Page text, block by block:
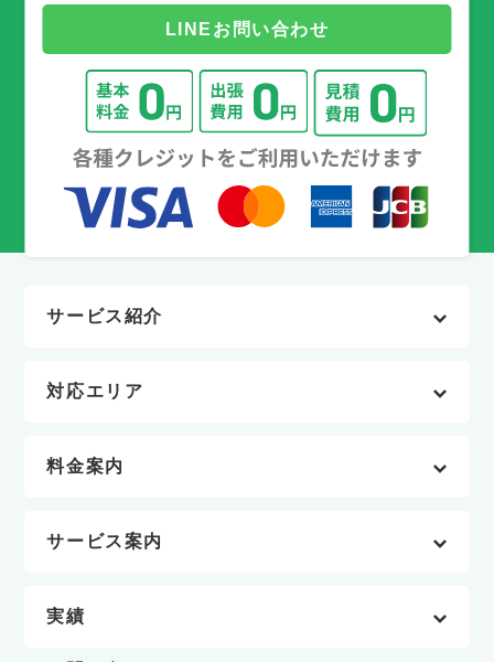
LINEお問い合わせ
サービス紹介
対応エリア
料金案内
サービス案内
実績